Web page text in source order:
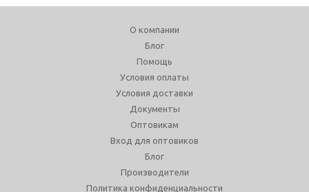
О компании
Блог
Помощь
Условия оплаты
Условия доставки
Документы
Оптовикам
Вход для оптовиков
Блог
Производители
Политика конфиденциальности